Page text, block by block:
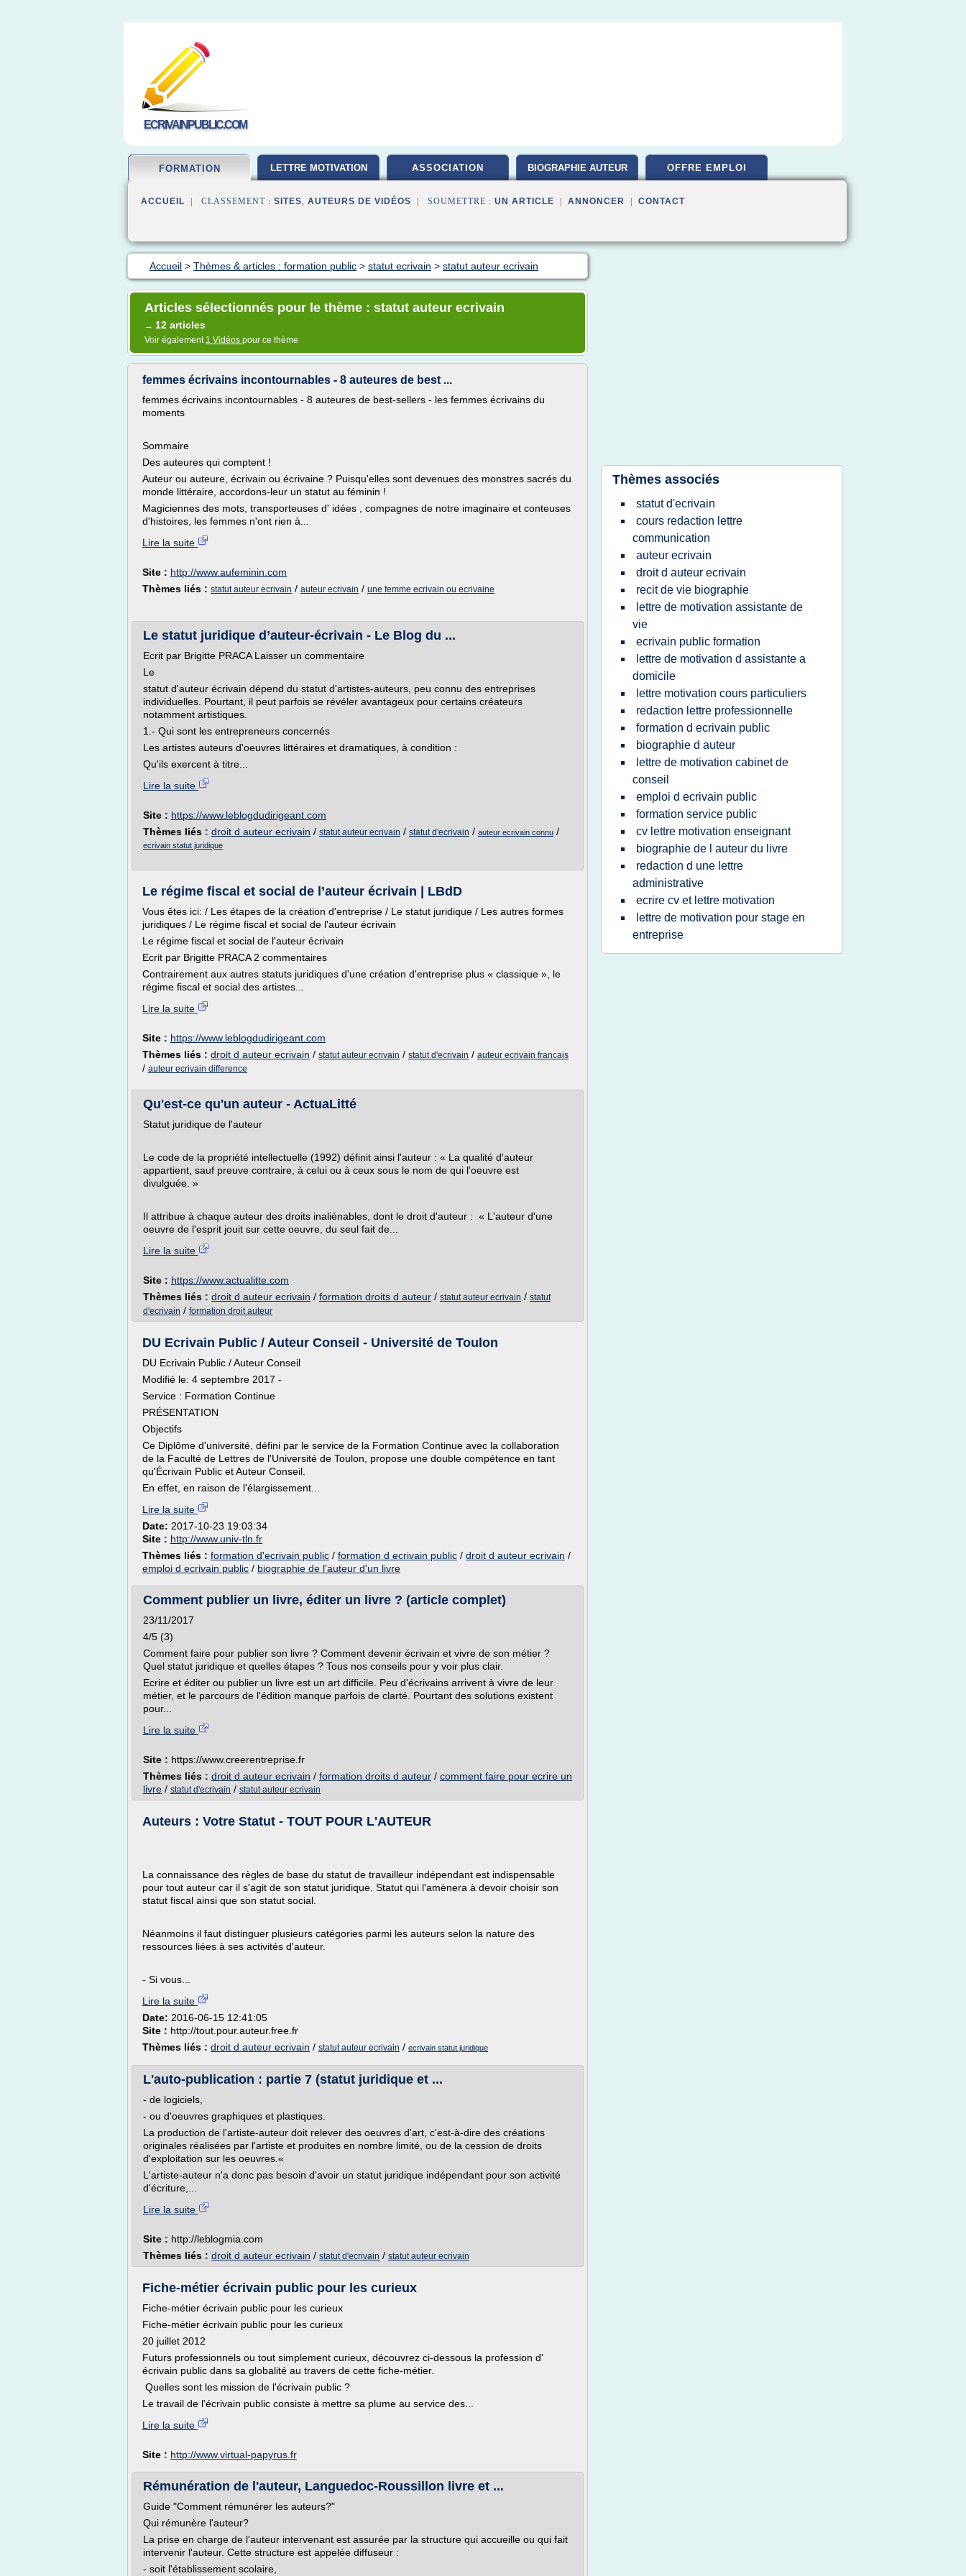
ECRIVAINPUBLIC.COM
FORMATION LETTRE MOTIVATION ASSOCIATION BIOGRAPHIE AUTEUR OFFRE EMPLOI
ACCUEIL | CLASSEMENT : SITES, AUTEURS DE VIDÉOS | SOUMETTRE : UN ARTICLE ANNONCER CONTACT
Accueil > Thèmes & articles : formation public > statut ecrivain > statut auteur ecrivain
Articles sélectionnés pour le thème : statut auteur ecrivain
→ 12 articles
Voir également 1 Vidéos pour ce thème
femmes écrivains incontournables - 8 auteures de best ...
femmes écrivains incontournables - 8 auteures de best-sellers - les femmes écrivains du
moments
Sommaire
Des auteures qui comptent !
Auteur ou auteure, écrivain ou écrivaine ? Puisqu'elles sont devenues des monstres sacrés du
monde littéraire, accordons-leur un statut au féminin !
Magiciennes des mots, transporteuses d' idées , compagnes de notre imaginaire et conteuses
d'histoires, les femmes n'ont rien à...
Lire la suite
Site : http://www.aufeminin.com
Thèmes liés : statut auteur ecrivain / auteur ecrivain / une femme ecrivain ou ecrivaine
Le statut juridique d’auteur-écrivain - Le Blog du ...
Ecrit par Brigitte PRACA Laisser un commentaire
Le
statut d'auteur écrivain dépend du statut d'artistes-auteurs, peu connu des entreprises
individuelles. Pourtant, il peut parfois se révéler avantageux pour certains créateurs
notamment artistiques.
1.- Qui sont les entrepreneurs concernés
Les artistes auteurs d'oeuvres littéraires et dramatiques, à condition :
Qu'ils exercent à titre...
Lire la suite
Site : https://www.leblogdudirigeant.com
Thèmes liés : droit d auteur ecrivain / statut auteur ecrivain / statut d'ecrivain / auteur ecrivain connu /
ecrivain statut juridique
Le régime fiscal et social de l’auteur écrivain | LBdD
Vous êtes ici: / Les étapes de la création d'entreprise / Le statut juridique / Les autres formes
juridiques / Le régime fiscal et social de l'auteur écrivain
Le régime fiscal et social de l'auteur écrivain
Ecrit par Brigitte PRACA 2 commentaires
Contrairement aux autres statuts juridiques d'une création d'entreprise plus « classique », le
régime fiscal et social des artistes...
Lire la suite
Site : https://www.leblogdudirigeant.com
Thèmes liés : droit d auteur ecrivain / statut auteur ecrivain / statut d'ecrivain / auteur ecrivain francais
/ auteur ecrivain difference
Qu'est-ce qu'un auteur - ActuaLitté
Statut juridique de l'auteur
Le code de la propriété intellectuelle (1992) définit ainsi l'auteur : « La qualité d'auteur
appartient, sauf preuve contraire, à celui ou à ceux sous le nom de qui l'oeuvre est
divulguée. »
Il attribue à chaque auteur des droits inaliénables, dont le droit d'auteur : « L'auteur d'une
oeuvre de l'esprit jouit sur cette oeuvre, du seul fait de...
Lire la suite
Site : https://www.actualitte.com
Thèmes liés : droit d auteur ecrivain / formation droits d auteur / statut auteur ecrivain / statut
d'ecrivain / formation droit auteur
DU Ecrivain Public / Auteur Conseil - Université de Toulon
DU Ecrivain Public / Auteur Conseil
Modifié le: 4 septembre 2017 -
Service : Formation Continue
PRÉSENTATION
Objectifs
Ce Diplôme d'université, défini par le service de la Formation Continue avec la collaboration
de la Faculté de Lettres de l'Université de Toulon, propose une double compétence en tant
qu'Écrivain Public et Auteur Conseil.
En effet, en raison de l'élargissement...
Lire la suite
Date: 2017-10-23 19:03:34
Site : http://www.univ-tln.fr
Thèmes liés : formation d'ecrivain public / formation d ecrivain public / droit d auteur ecrivain /
emploi d ecrivain public / biographie de l'auteur d'un livre
Comment publier un livre, éditer un livre ? (article complet)
23/11/2017
4/5 (3)
Comment faire pour publier son livre ? Comment devenir écrivain et vivre de son métier ?
Quel statut juridique et quelles étapes ? Tous nos conseils pour y voir plus clair.
Ecrire et éditer ou publier un livre est un art difficile. Peu d'écrivains arrivent à vivre de leur
métier, et le parcours de l'édition manque parfois de clarté. Pourtant des solutions existent
pour...
Lire la suite
Site : https://www.creerentreprise.fr
Thèmes liés : droit d auteur ecrivain / formation droits d auteur / comment faire pour ecrire un
livre / statut d'ecrivain / statut auteur ecrivain
Auteurs : Votre Statut - TOUT POUR L'AUTEUR
La connaissance des règles de base du statut de travailleur indépendant est indispensable
pour tout auteur car il s'agit de son statut juridique. Statut qui l'amènera à devoir choisir son
statut fiscal ainsi que son statut social.
Néanmoins il faut distinguer plusieurs catégories parmi les auteurs selon la nature des
ressources liées à ses activités d'auteur.
- Si vous...
Lire la suite
Date: 2016-06-15 12:41:05
Site : http://tout.pour.auteur.free.fr
Thèmes liés : droit d auteur ecrivain / statut auteur ecrivain / ecrivain statut juridique
L'auto-publication : partie 7 (statut juridique et ...
- de logiciels,
- ou d'oeuvres graphiques et plastiques.
La production de l'artiste-auteur doit relever des oeuvres d'art, c'est-à-dire des créations
originales réalisées par l'artiste et produites en nombre limité, ou de la cession de droits
d'exploitation sur les oeuvres.«
L'artiste-auteur n'a donc pas besoin d'avoir un statut juridique indépendant pour son activité
d'écriture,...
Lire la suite
Site : http://leblogmia.com
Thèmes liés : droit d auteur ecrivain / statut d'ecrivain / statut auteur ecrivain
Fiche-métier écrivain public pour les curieux
Fiche-métier écrivain public pour les curieux
Fiche-métier écrivain public pour les curieux
20 juillet 2012
Futurs professionnels ou tout simplement curieux, découvrez ci-dessous la profession d'
écrivain public dans sa globalité au travers de cette fiche-métier.
Quelles sont les mission de l'écrivain public ?
Le travail de l'écrivain public consiste à mettre sa plume au service des...
Lire la suite
Site : http://www.virtual-papyrus.fr
Rémunération de l'auteur, Languedoc-Roussillon livre et ...
Guide "Comment rémunérer les auteurs?"
Qui rémunère l'auteur?
La prise en charge de l'auteur intervenant est assurée par la structure qui accueille ou qui fait
intervenir l'auteur. Cette structure est appelée diffuseur :
- soit l'établissement scolaire,
Thèmes associés
statut d'ecrivain
cours redaction lettre
communication
auteur ecrivain
droit d auteur ecrivain
recit de vie biographie
lettre de motivation assistante de
vie
ecrivain public formation
lettre de motivation d assistante a
domicile
lettre motivation cours particuliers
redaction lettre professionnelle
formation d ecrivain public
biographie d auteur
lettre de motivation cabinet de
conseil
emploi d ecrivain public
formation service public
cv lettre motivation enseignant
biographie de l auteur du livre
redaction d une lettre
administrative
ecrire cv et lettre motivation
lettre de motivation pour stage en
entreprise